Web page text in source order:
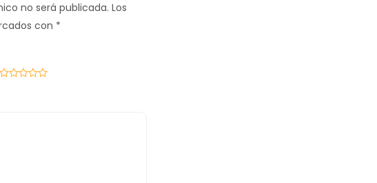
no será publicada. Los
con *